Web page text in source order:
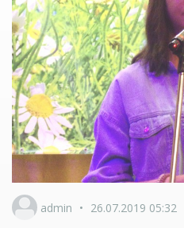
admin 26.07.2019 05:32